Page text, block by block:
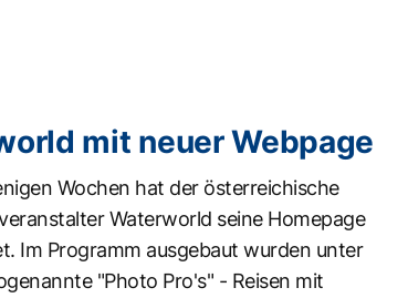
mit neuer Webpage
Wochen hat der österreichische
Waterworld seine Homepage
Im Programm ausgebaut wurden unter
"Photo Pro's" - Reisen mit